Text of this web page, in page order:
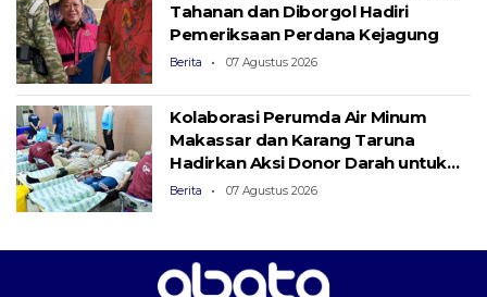
Tahanan dan Diborgol Hadiri
Pemeriksaan Perdana Kejagung
Berita 07 Agustus 2026
Kolaborasi Perumda Air Minum
Makassar dan Karang Taruna
Hadirkan Aksi Donor Darah untuk
Kemanusiaan
Berita 07 Agustus 2026